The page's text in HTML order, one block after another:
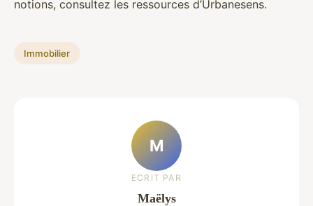
notions, consultez les ressources d’Urbanesens.
Immobilier
M
ECRIT PAR
Maëlys